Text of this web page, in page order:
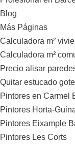
Blog
Más Páginas
Calculadora m²
Calculadora m²
Precio alisar
Quitar estucado
Pintores en Carmel
Pintores Horta-
Pintores Eixample
Pintores Les Corts